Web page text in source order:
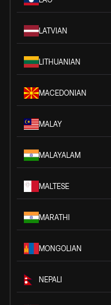
LATVIAN
LITHUANIAN
MACEDONIAN
MALAY
MALAYALAM
MALTESE
MARATHI
MONGOLIAN
NEPALI